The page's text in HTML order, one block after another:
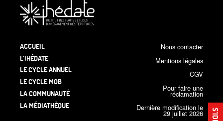
ACCUEIL
L’IHÉDATE
LE CYCLE ANNUEL
LE CYCLE MOB
LA COMMUNAUTÉ
LA MÉDIATHÈQUE
Nous contacter
Mentions légales
CGV
Pour faire une
réclamation
Dernière modification le
29 juillet 2026